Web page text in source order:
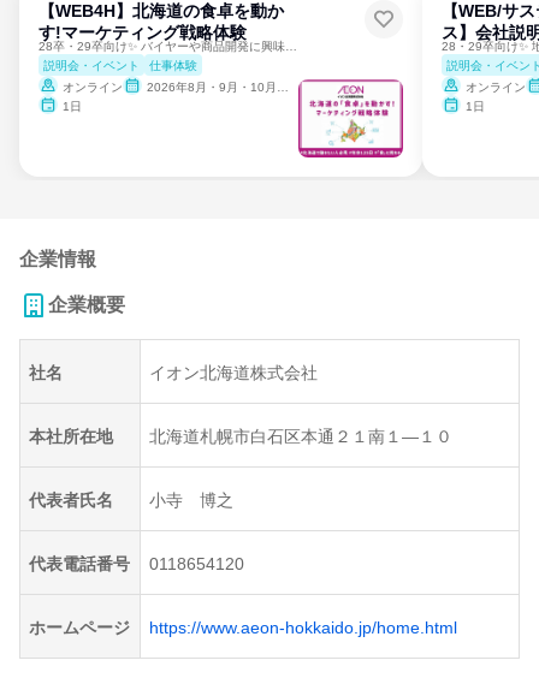
【WEB4H】北海道の食卓を動か
す!マーケティング戦略体験
説明会・イベント
仕事体験
オンライン
2026年8月・9月・10月・11月・12月、2027年1月・2月・3月
1日
【WEB/サ
ス】会社説
説明会・イベン
オンライン
1日
企業情報
企業概要
社名 イオン北海道株式会社
本社所在地 北海道札幌市白石区本通２１南１―１０
代表者氏名 小寺 博之
代表電話番号 0118654120
ホームページ https://www.aeon-hokkaido.jp/home.html